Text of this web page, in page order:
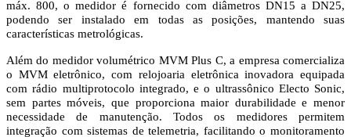
máx. 800, o medidor é fornecido com diâmetros DN15 a DN25,
podendo ser instalado em todas as posições, mantendo suas
características metrológicas.
Além do medidor volumétrico MVM Plus C, a empresa comercializa
o MVM eletrônico, com relojoaria eletrônica inovadora equipada
com rádio multiprotocolo integrado, e o ultrassônico Electo Sonic,
sem partes móveis, que proporciona maior durabilidade e menor
necessidade de manutenção. Todos os medidores permitem
integração com sistemas de telemetria, facilitando o monitoramento